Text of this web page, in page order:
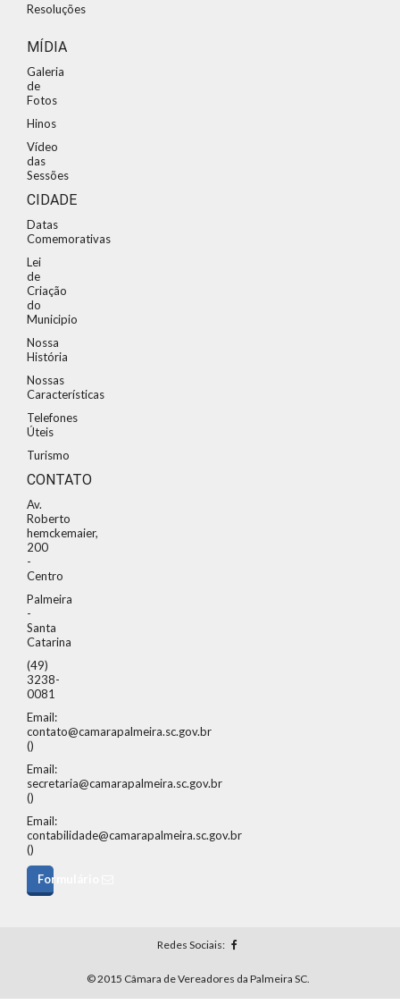
Resoluções
MÍDIA
Galeria
de
Fotos
Hinos
Vídeo
das
Sessões
CIDADE
Datas
Comemorativas
Lei
de
Criação
do
Municipio
Nossa
História
Nossas
Características
Telefones
Úteis
Turismo
CONTATO
Av.
Roberto
hemckemaier,
200
-
Centro
Palmeira
-
Santa
Catarina
(49)
3238-
0081
Email:
contato@camarapalmeira.sc.gov.br
()
Email:
secretaria@camarapalmeira.sc.gov.br
()
Email:
contabilidade@camarapalmeira.sc.gov.br
()
Formulário
Redes Sociais:
© 2015 Câmara de Vereadores da Palmeira SC.